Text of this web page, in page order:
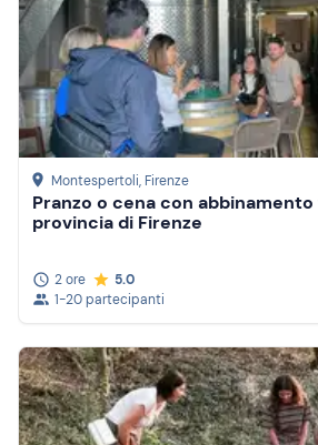
Montespertoli, Firenze
Pranzo o cena con
provincia di Firenze
2 ore
5.0
1-20 partecipanti